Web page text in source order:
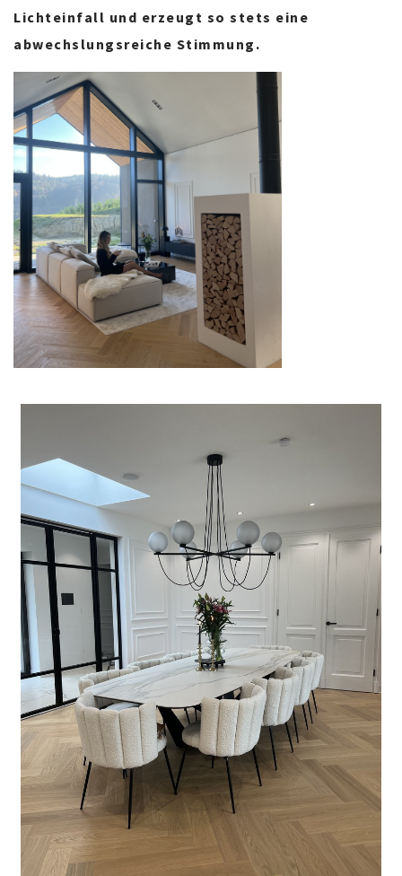
Lichteinfall und erzeugt so stets eine
abwechslungsreiche Stimmung.